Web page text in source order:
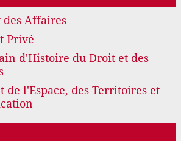
des Affaires
Privé
d'Histoire du Droit et des
l'Espace, des Territoires et